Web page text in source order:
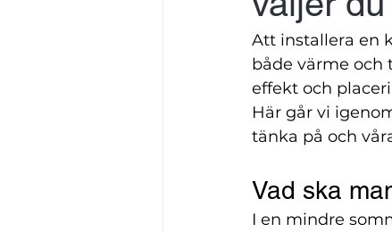
Att installera en
både värme och
effekt och
Här går vi
tänka på och
Vad ska
I en mindre